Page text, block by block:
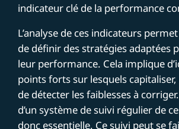
indicateur clé de la performance
L’analyse de ces indicateurs
de définir des stratégies adaptées
leur performance. Cela implique
points forts sur lesquels
de détecter les faiblesses à
d’un système de suivi régulier de
donc essentielle. Ce suivi peut se